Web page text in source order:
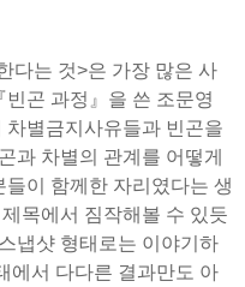
다는 것>은 가장 많은 사
곤 과정』을 쓴 조문영
별금지사유들과 빈곤을
과 차별의 관계를 어떻게
이 함께한 자리였다는 생
목에서 짐작해볼 수 있듯
냅샷 형태로는 이야기하
에서 다다른 결과만도 아